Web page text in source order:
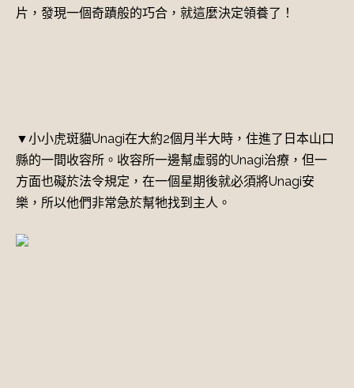
片，發現一個奇蹟般的巧合，就這麼決定領養了！
▼小小虎斑貓Unagi在大約2個月半大時，住進了日本山口
縣的一間收容所。收容所一邊幫虛弱的Unagi治療，但一
方面也礙於法令規定，在一個星期後就必須將Unagi安
樂，所以他們非常急於幫牠找到主人。